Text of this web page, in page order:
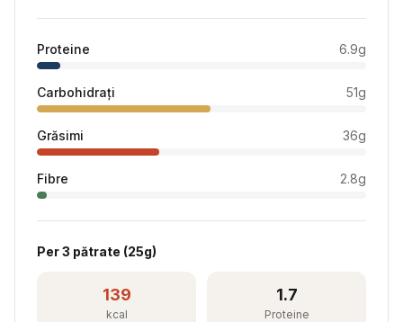
Proteine 6.9g
Carbohidrați 51g
Grăsimi 36g
Fibre 2.8g
Per3 pătrate (25g)
139
kcal
1.7
Proteine